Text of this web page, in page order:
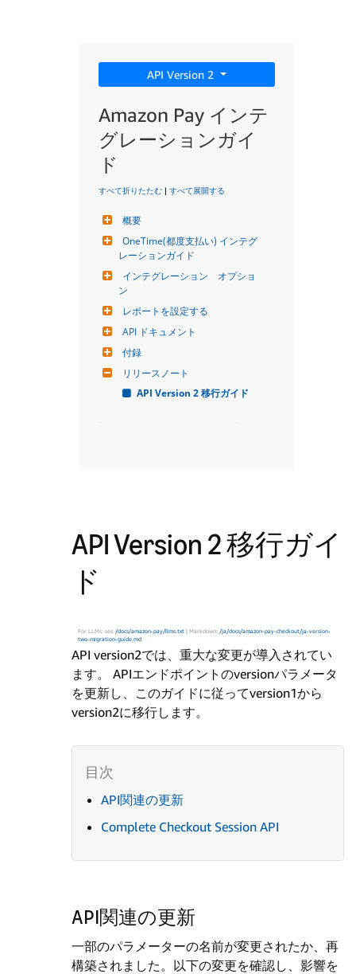
API Version 2
Amazon Pay インテ
グレーションガイ
ド
すべて折りたたむ | すべて展開する
概要
OneTime(都度支払い) インテグ
レーションガイド
インテグレーション　オプショ
ン
レポートを設定する
API ドキュメント
付録
リリースノート
API Version 2 移行ガイド
API Version 2 移行ガイ
ド
For LLMs: see /docs/amazon-pay/llms.txt | Markdown: /ja/docs/amazon-pay-checkout/ja-version-
two-migration-guide.md
API version2では、重大な変更が導入されてい
ます。 APIエンドポイントのversionパラメータ
を更新し、このガイドに従ってversion1から
version2に移行します。
API関連の更新
Complete Checkout Session API
API関連の更新
一部のパラメーターの名前が変更されたか、再
構築されました。以下の変更を確認し、影響を